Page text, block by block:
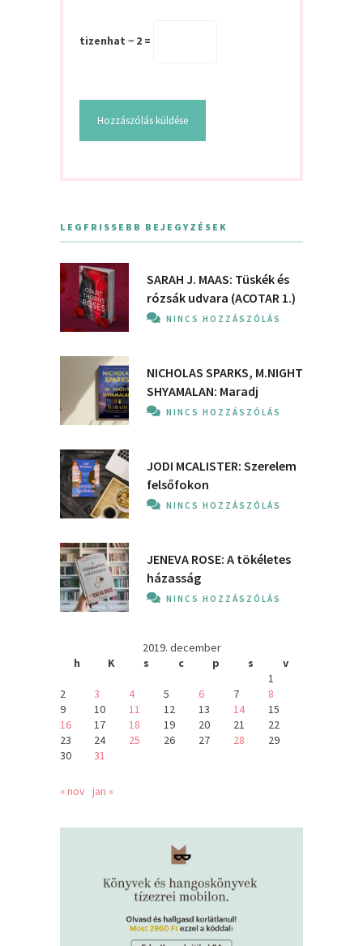
tizenhat − 2 =
LEGFRISSEBB BEJEGYZÉSEK
SARAH J. MAAS: Tüskék és
rózsák udvara (ACOTAR 1.)
NINCS HOZZÁSZÓLÁS
NICHOLAS SPARKS, M.NIGHT
SHYAMALAN: Maradj
NINCS HOZZÁSZÓLÁS
JODI MCALISTER: Szerelem
felsőfokon
NINCS HOZZÁSZÓLÁS
JENEVA ROSE: A ​tökéletes
házasság
NINCS HOZZÁSZÓLÁS
2019. december
h
K s c p s
v
1
2
3 4 5 6 7
8
9
10 11 12 13 14
15
16
17 18 19 20 21
22
23
24 25 26 27 28
29
30
31
« nov jan »